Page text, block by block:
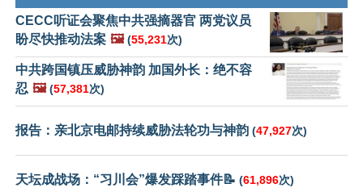
CECC听证会聚焦中共强摘器官 两党议员
盼尽快推动法案 🖼️ (55,231次)
中共跨国镇压威胁神韵 加国外长：绝不容
忍 🖼️ (57,381次)
报告：亲北京电邮持续威胁法轮功与神韵 (47,927次)
天坛成战场：“习川会”爆发踩踏事件📝 (61,896次)